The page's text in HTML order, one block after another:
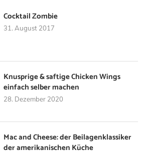
Cocktail Zombie
31. August 2017
Knusprige & saftige Chicken Wings
einfach selber machen
28. Dezember 2020
Mac and Cheese: der Beilagenklassiker
der amerikanischen Küche